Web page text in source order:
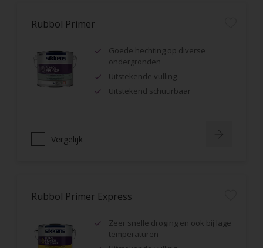
Rubbol Primer
Goede hechting op diverse
ondergronden
Uitstekende vulling
Uitstekend schuurbaar
Vergelijk
Rubbol Primer Express
Zeer snelle droging en ook bij lage
temperaturen